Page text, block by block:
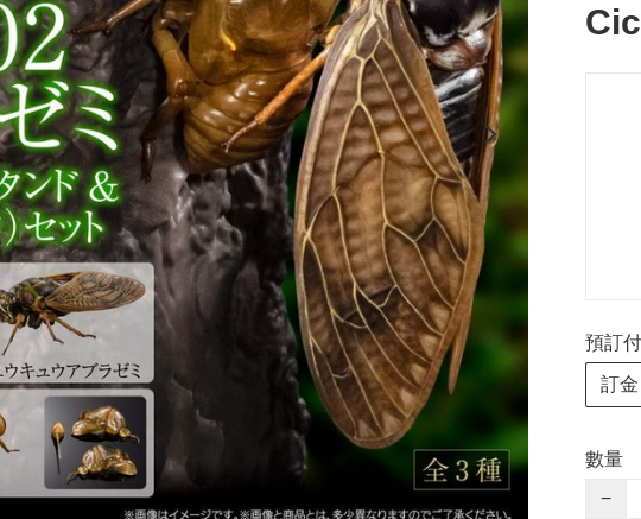
預訂
訂
數量
−